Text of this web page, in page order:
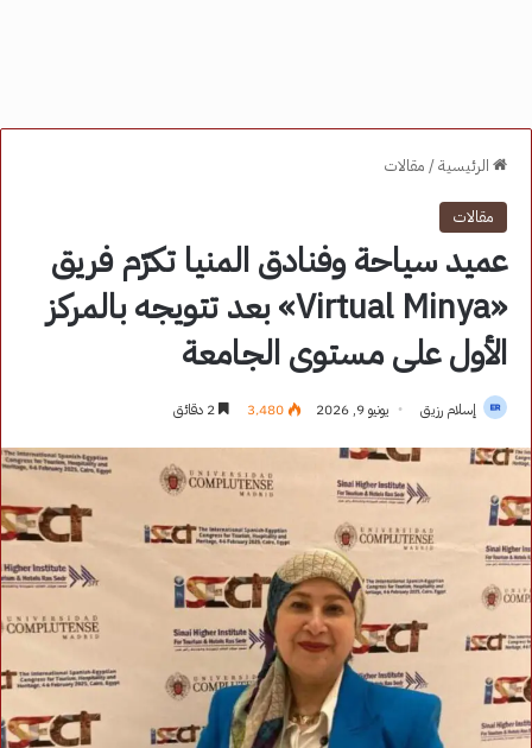
الرئيسية/ مقالات
مقالات
عميد سياحة وفنادق المنيا تكرّم فريق
«Virtual Minya» بعد تتويجه بالمركز
الأول على مستوى الجامعة
إسلام رزيق يونيو 9, 2026 3٬480